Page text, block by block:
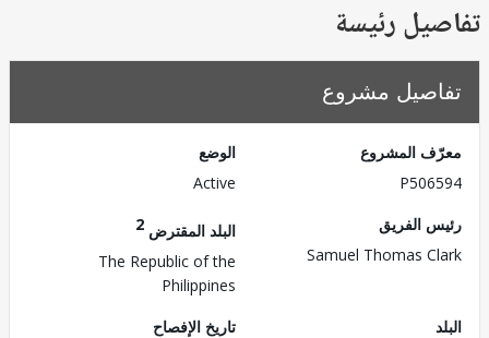
رئيسة
مشروع
المشروع
الفريق
Samuel Thomas
البلد المقترض
The Republic of the
Philippines
تاريخ الإفصاح